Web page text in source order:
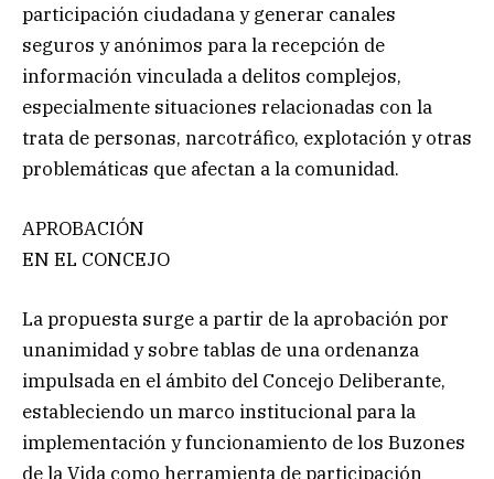
participación ciudadana y generar canales
seguros y anónimos para la recepción de
información vinculada a delitos complejos,
especialmente situaciones relacionadas con la
trata de personas, narcotráfico, explotación y otras
problemáticas que afectan a la comunidad.
APROBACIÓN
EN EL CONCEJO
La propuesta surge a partir de la aprobación por
unanimidad y sobre tablas de una ordenanza
impulsada en el ámbito del Concejo Deliberante,
estableciendo un marco institucional para la
implementación y funcionamiento de los Buzones
de la Vida como herramienta de participación